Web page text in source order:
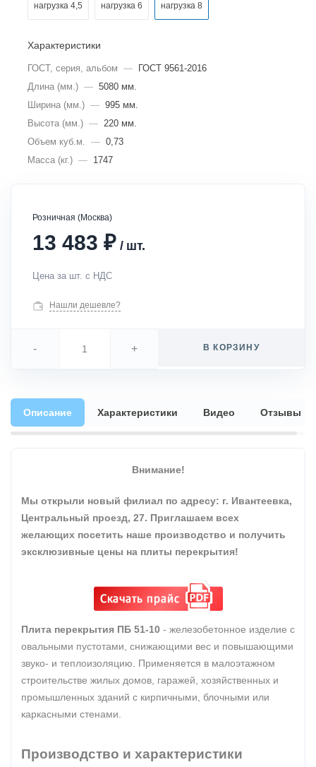
нагрузка 4,5 нагрузка 6 нагрузка 8
Характеристики
ГОСТ, серия, альбом —
ГОСТ 9561-2016
Длина (мм.) — 5080 мм.
Ширина (мм.) — 995 мм.
Высота (мм.) — 220 мм.
Объем куб.м. — 0,73
Масса (кг.) — 1747
Розничная (Москва)
13 483 ₽ / шт.
Цена за шт. с НДС
Нашли дешевле?
- + В КОРЗИНУ
Описание Характеристики Видео Отзывы
Внимание!
Мы открыли новый филиал по адресу: г. Ивантеевка,
Центральный проезд, 27. Приглашаем всех
желающих посетить наше производство и получить
эксклюзивные цены на плиты перекрытия!
Плита перекрытия ПБ 51-10 - железобетонное изделие с
овальными пустотами, снижающими вес и повышающими
звуко- и теплоизоляцию. Применяется в малоэтажном
строительстве жилых домов, гаражей, хозяйственных и
промышленных зданий с кирпичными, блочными или
каркасными стенами.
Производство и характеристики